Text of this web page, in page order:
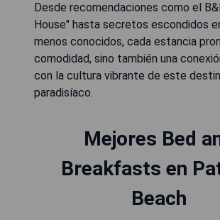
Desde recomendaciones como el
House" hasta secretos escondidos
menos conocidos, cada estancia
comodidad, sino también una
con la cultura vibrante de este
paradisíaco.
Mejores Bed
Breakfasts en
Beach